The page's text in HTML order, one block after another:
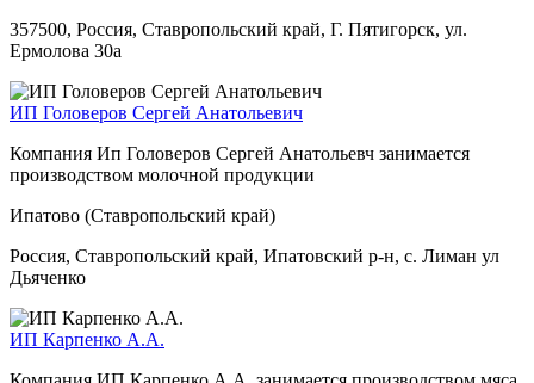
357500, Россия, Ставропольский край, Г. Пятигорск, ул.
Ермолова 30а
ИП Головеров Сергей Анатольевич
Компания Ип Головеров Сергей Анатольевч занимается
производством молочной продукции
Ипатово (Ставропольский край)
Россия, Ставропольский край, Ипатовский р-н, с. Лиман ул
Дьяченко
ИП Карпенко А.А.